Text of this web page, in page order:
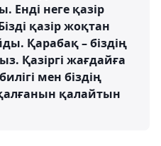
Енді неге қазір
қазір жоқтан
Қарабақ – біздің
Қазіргі жағдайға
мен біздің
қалайтын